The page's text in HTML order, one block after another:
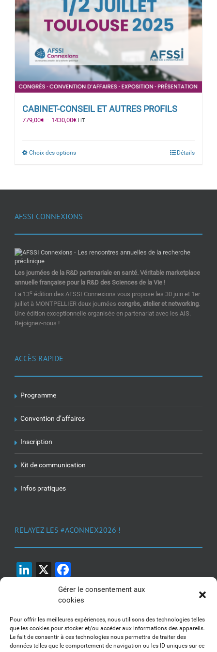
Gérer le consentement aux
cookies
Pour offrir les meilleures expériences, nous utilisons des technologies telles
que les cookies pour stocker et/ou accéder aux informations des appareils.
Le fait de consentir à ces technologies nous permettra de traiter des
données telles que le comportement de navigation ou les ID uniques sur ce
CABINET-CONSEIL ET AUTRES PROFILS
779,00€ – 1430,00€ HT
Choix des options Détails
AFSSI CONNEXIONS
Les journées de la R&D partenariale en santé. Véritable marketplace
annuelle française pour la R&D des Sciences de la Vie !
La 13e édition des AFSSI Connexions vous propose les 30 juin et 1er
juillet à MONTPELLIER deux journées congrès, atelier et networking.
Une édition exceptionnelle organisée en partenariat avec les AIS.
Rejoignez-nous !
ACCÈS RAPIDE
Programme
Convention d’affaires
Inscription
Kit de communication
Infos pratiques
RELAYEZ LES #ACONNEX2026 !
LinkedIn
X
1, 2, 3... Buzzez !